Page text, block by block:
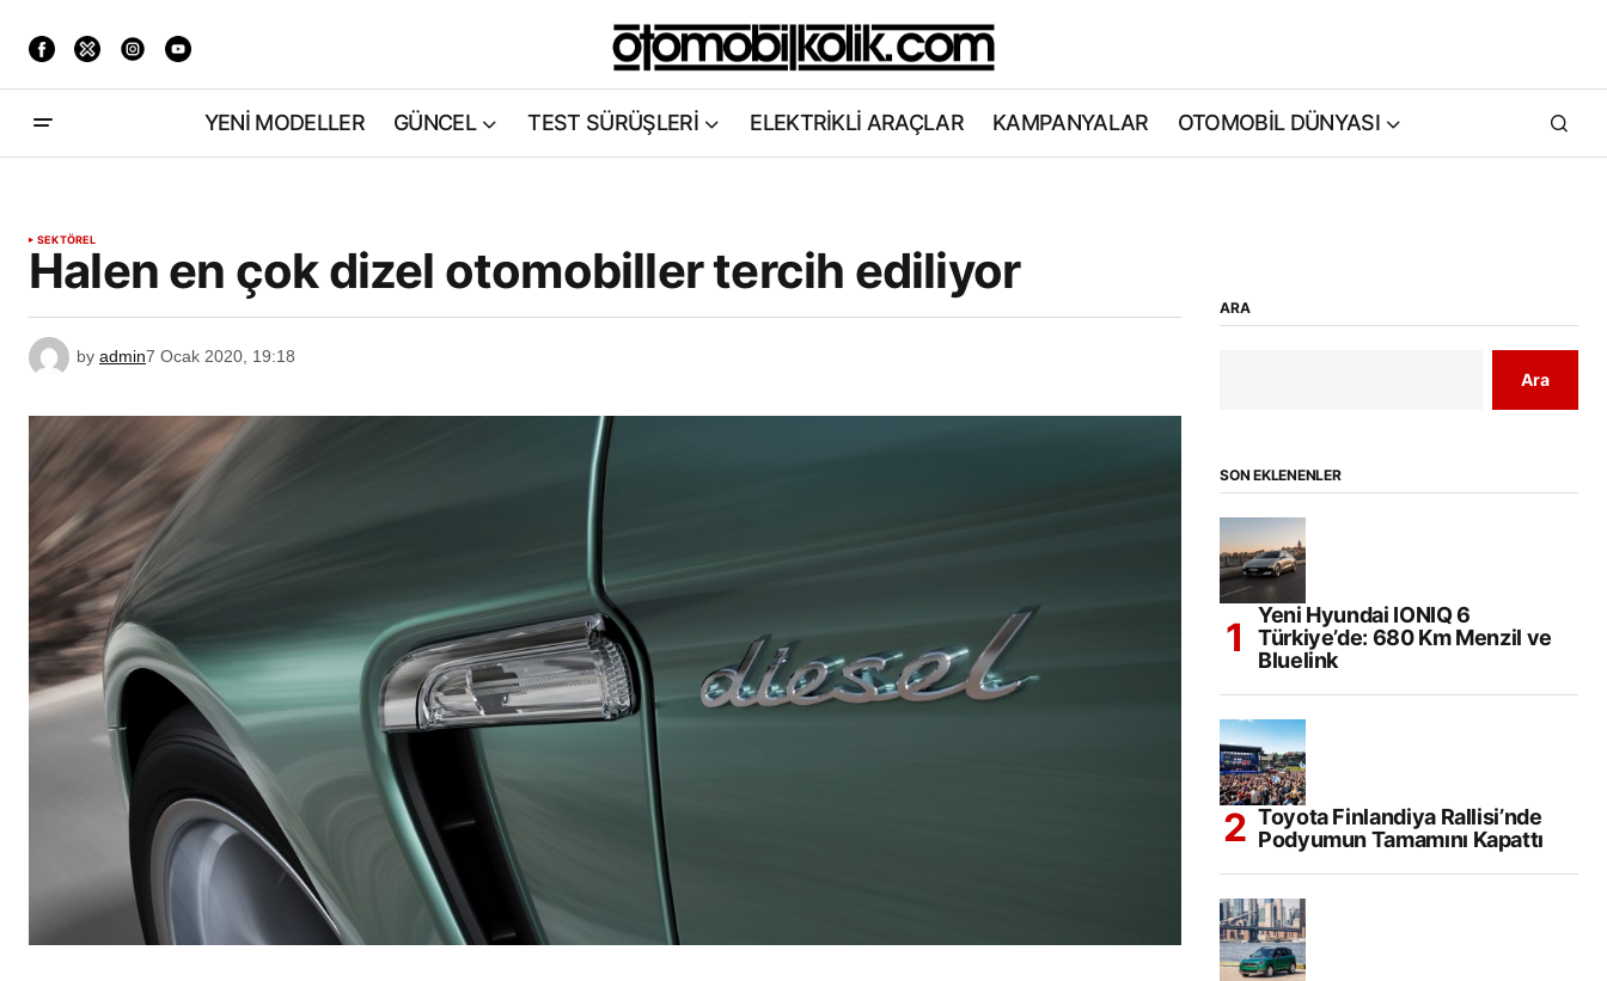
YENİ MODELLER GÜNCEL TEST SÜRÜŞLERİ ELEKTRİKLİ ARAÇLAR KAMPANYALAR OTOMOBİL DÜNYASI
SEKTÖREL
Halen en çok dizel otomobiller tercih ediliyor
by admin7 Ocak 2020, 19:18
ARA
Ara
SON EKLENENLER
Yeni Hyundai IONIQ 6
Türkiye’de: 680 Km Menzil ve
Bluelink
Toyota Finlandiya Rallisi’nde
Podyumun Tamamını Kapattı